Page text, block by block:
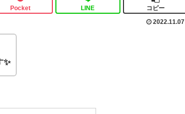
Pocket LINE
コピー
2022.11.07
✨